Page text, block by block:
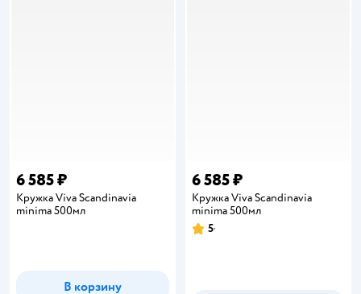
6 585 ₽
Кружка Viva Scandinavia
minima 500мл
В корзину
6 585 ₽
Кружка Viva Scandinavia
minima 500мл
Рейтинг:
5